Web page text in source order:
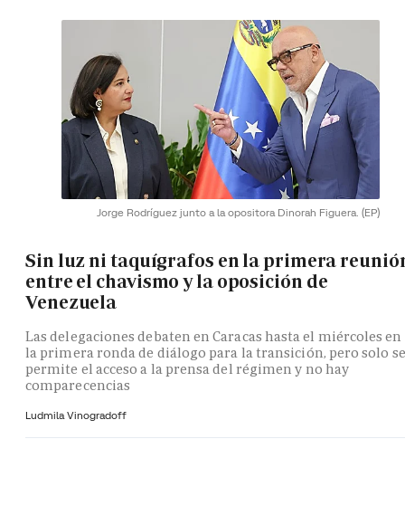
Jorge Rodríguez junto a la opositora Dinorah Figuera. (EP)
Sin luz ni taquígrafos en la primera
entre el chavismo y la oposición de
Venezuela
Las delegaciones debaten en Caracas hasta el miércoles en
la primera ronda de diálogo para la transición, pero solo se
permite el acceso a la prensa del régimen y no hay
comparecencias
Ludmila Vinogradoff